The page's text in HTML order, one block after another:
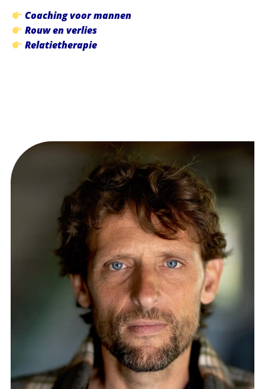
Coaching voor mannen
Rouw en verlies
Relatietherapie